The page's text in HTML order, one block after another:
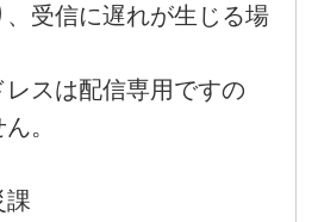
受信に遅れが生じる場
スは配信専用ですの
。
課